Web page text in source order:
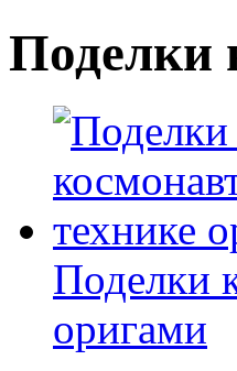
Поделки
Поделки
оригами